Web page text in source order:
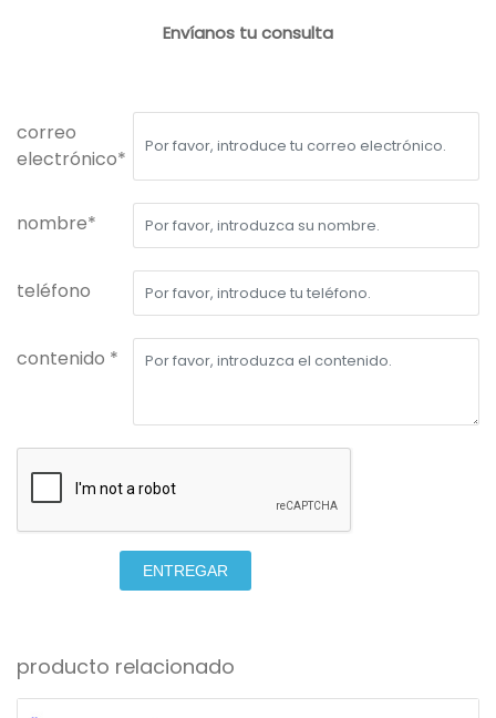
Envíanos tu consulta
correo
electrónico*
nombre*
teléfono
contenido *
ENTREGAR
producto relacionado